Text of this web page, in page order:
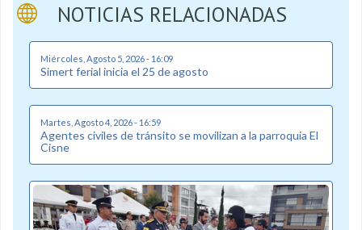
NOTICIAS RELACIONADAS
Miércoles, Agosto 5, 2026 - 16:09
Simert ferial inicia el 25 de agosto
Martes, Agosto 4, 2026 - 16:59
Agentes civiles de tránsito se movilizan a la parroquia El
Cisne